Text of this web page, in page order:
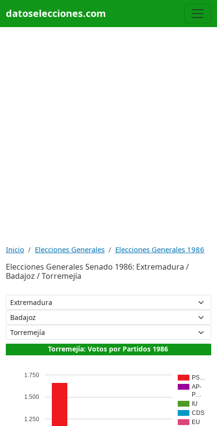
datoselecciones.com
Inicio Elecciones Generales Elecciones Generales 1986
Elecciones Generales Senado 1986: Extremadura /
Badajoz / Torremejía
Torremejía: Votos por Partidos 1986
PS…
AP-
P…
IU
CDS
EU
1.250
1.500
1.750